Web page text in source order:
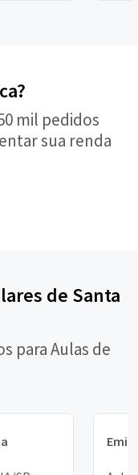
mil pedidos
sua renda
de Santa
para Aulas de